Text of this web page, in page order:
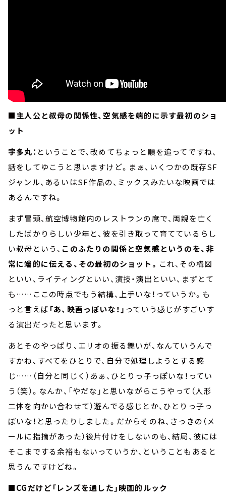
■主人公と叔母の関係性、空気感を端的に示す最初のショ
ット
宇多丸： ということで、改めてちょっと順を追ってですね、
話をしてゆこうと思いますけど。まぁ、いくつかの既存SF
ジャンル、あるいはSF作品の、ミックスみたいな映画では
あるんですね。
まず冒頭、航空博物館内のレストランの席で、両親を亡く
したばかりらしい少年と、彼を引き取って育てているらし
い叔母という、 このふたりの関係と空気感というのを、非
常に端的に伝える、その最初のショット。 これ、その構図
といい、ライティングといい、演技・演出といい、まずとて
も……ここの時点でもう結構、上手いな！っていうか。も
っと言えば 「あ、映画っぽいな！」 っていう感じがすごいす
る演出だったと思います。
あとそのやっぱり、エリオの振る舞いが、なんていうんで
すかね、すべてをひとりで、自分で処理しようとする感
じ……（自分と同じく）あぁ、ひとりっ子っぽいな！ってい
う（笑）。なんか、「やだな」と思いながらこうやって（人形
二体を向かい合わせて）遊んでる感じとか、ひとりっ子っ
ぽいな！と思ったりしました。だからそのね、さっきの（メ
ールに指摘があった）後片付けをしないのも、結局、彼には
そこまでする余裕もないっていうか、ということもあると
思うんですけどね。
■CGだけど「レンズを通した」映画的ルック